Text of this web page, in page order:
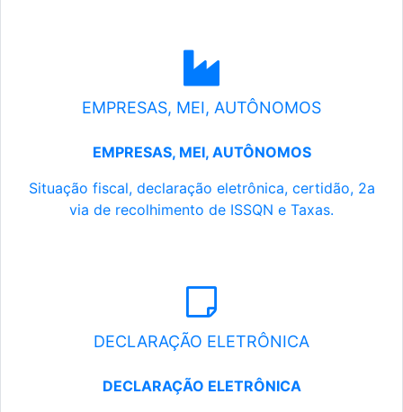
EMPRESAS, MEI, AUTÔNOMOS
EMPRESAS, MEI, AUTÔNOMOS
Situação fiscal, declaração eletrônica, certidão, 2a
via de recolhimento de ISSQN e Taxas.
DECLARAÇÃO ELETRÔNICA
DECLARAÇÃO ELETRÔNICA